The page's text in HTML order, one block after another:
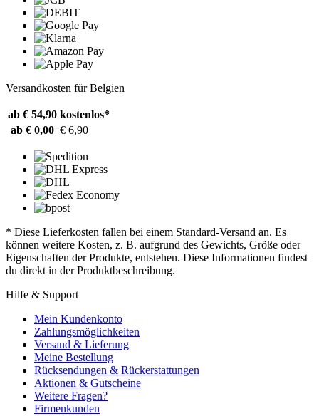
Versandkosten für Belgien
ab € 54,90 kostenlos*
ab € 0,00 € 6,90
* Diese Lieferkosten fallen bei einem Standard-Versand an. Es
können weitere Kosten, z. B. aufgrund des Gewichts, Größe oder
Eigenschaften der Produkte, entstehen. Diese Informationen findest
du direkt in der Produktbeschreibung.
Hilfe & Support
Mein Kundenkonto
Zahlungsmöglichkeiten
Versand & Lieferung
Meine Bestellung
Rücksendungen & Rückerstattungen
Aktionen & Gutscheine
Weitere Fragen?
Firmenkunden